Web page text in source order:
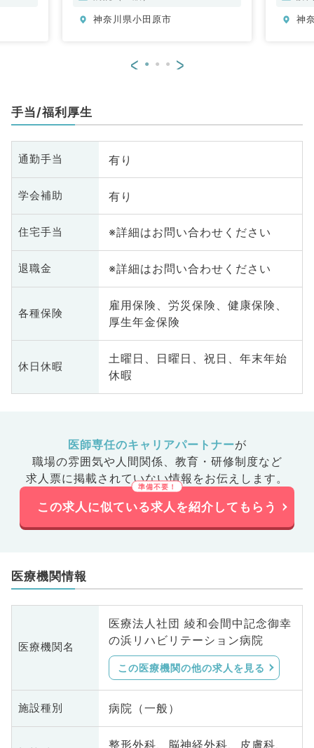
環器内科、呼吸器内科、消化器内
全般、一般外科、消化器外科、乳
神奈川県小田原市
内
神
< >
手当/福利厚生
通勤手当 有り
学会補助 有り
住宅手当 ※詳細はお問い合わせください
退職金 ※詳細はお問い合わせください
各種保険
雇用保険、労災保険、健康保険、
厚生年金保険
休日休暇
土曜日、日曜日、祝日、年末年始
休暇
医師専任のキャリアパートナーが
職場の雰囲気や人間関係、 教育・研修制度など
求人票に掲載されていない情報をお伝えします。
この求人に似ている求人を紹介してもらう
医療機関情報
医療機関名
医療法人社団 綾和会間中記念御幸
の浜リハビリテーション病院
この医療機関の他の求人を見る
施設種別 病院（一般）
整形外科、脳神経外科、皮膚科、